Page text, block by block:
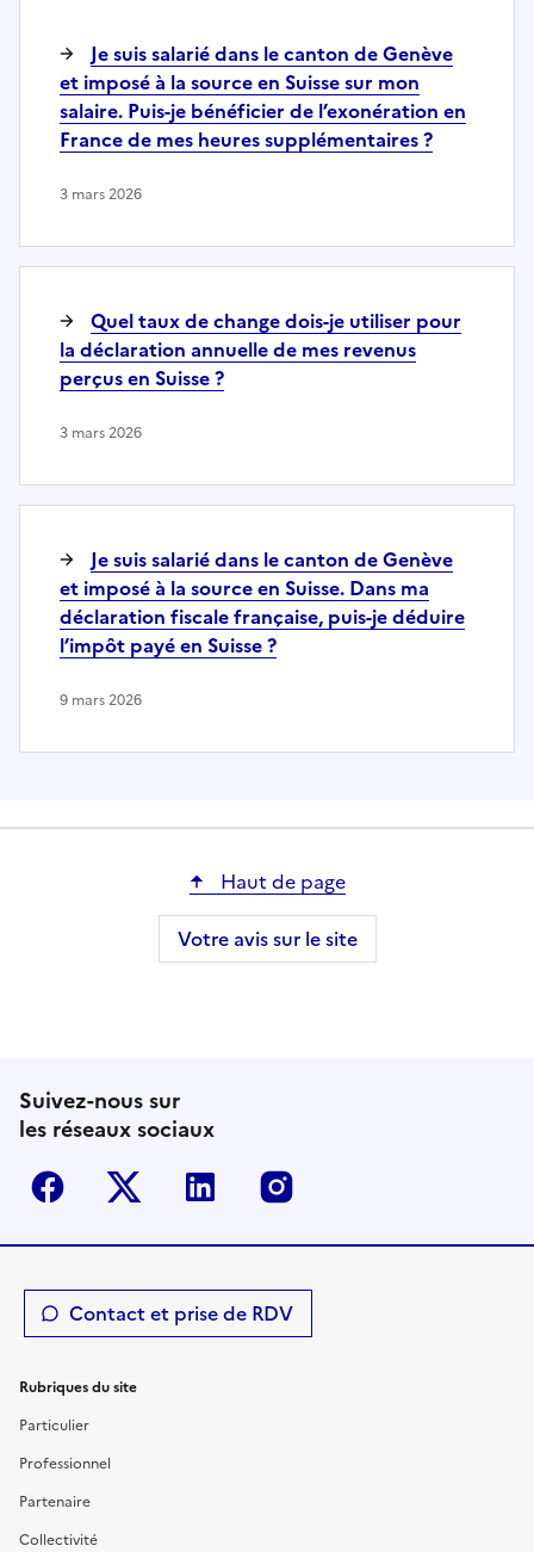
Je suis salarié dans le canton de Genève
et imposé à la source en Suisse sur mon
salaire. Puis-je bénéficier de l’exonération en
France de mes heures supplémentaires ?
3 mars 2026
Quel taux de change dois-je utiliser pour
la déclaration annuelle de mes revenus
perçus en Suisse ?
3 mars 2026
Je suis salarié dans le canton de Genève
et imposé à la source en Suisse. Dans ma
déclaration fiscale française, puis-je déduire
l’impôt payé en Suisse ?
9 mars 2026
Haut de page
Votre avis sur le site
Suivez-nous sur
les réseaux sociaux
Facebook Twitter-X Linkedin
Contact et prise de RDV
Rubriques du site
Particulier
Professionnel
Partenaire
Collectivité